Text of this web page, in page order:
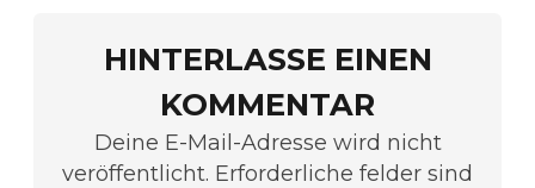
HINTERLASSE EINEN
KOMMENTAR
Deine E-Mail-Adresse wird nicht
veröffentlicht. Erforderliche felder sind